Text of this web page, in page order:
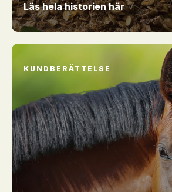
Läs hela historien här
KUNDBERÄTTELSE